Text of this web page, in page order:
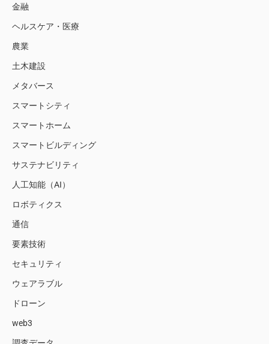
金融
ヘルスケア・医療
農業
土木建設
メタバース
スマートシティ
スマートホーム
スマートビルディング
サステナビリティ
人工知能（AI）
ロボティクス
通信
要素技術
セキュリティ
ウェアラブル
ドローン
web3